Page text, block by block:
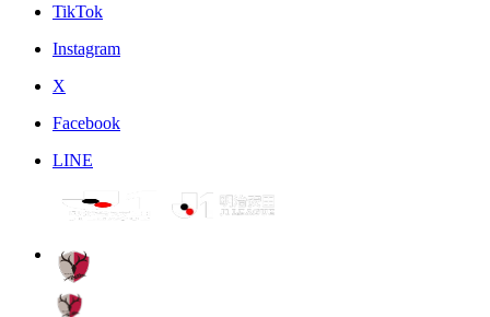
TikTok
Instagram
X
Facebook
LINE